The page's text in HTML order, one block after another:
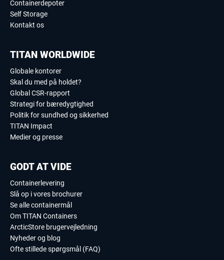
Containerdepoter
Self Storage
Kontakt os
TITAN WORLDWIDE
Globale kontorer
Skal du med på holdet?
Global CSR-rapport
Strategi for bæredygtighed
Politik for sundhed og sikkerhed
TITAN Impact
Medier og presse
GODT AT VIDE
Containerlevering
Slå op i vores brochurer
Se alle containermål
Om TITAN Containers
ArcticStore brugervejledning
Nyheder og blog
Ofte stillede spørgsmål (FAQ)